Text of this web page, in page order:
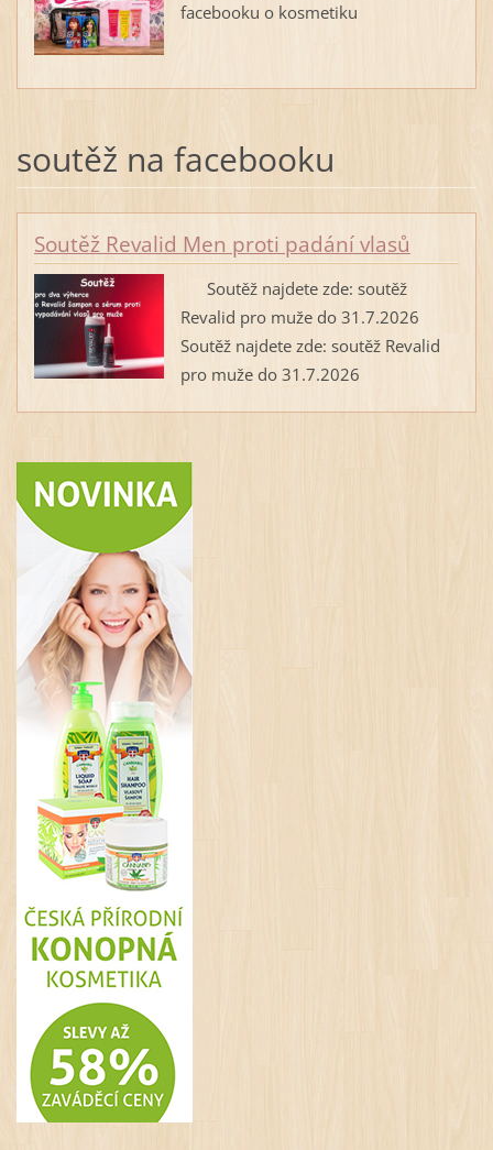
facebooku o kosmetiku
soutěž na facebooku
Soutěž Revalid Men proti padání vlasů
Soutěž najdete zde: soutěž
Revalid pro muže do 31.7.2026
Soutěž najdete zde: soutěž Revalid
pro muže do 31.7.2026